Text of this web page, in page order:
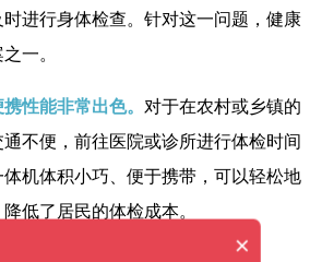
进行身体检查。针对这一问题，健康
一。
性能非常出色。 对于在农村或乡镇的
不便，前往医院或诊所进行体检时间
机体积小巧、便于携带，可以轻松地
低了居民的体检成本。
×